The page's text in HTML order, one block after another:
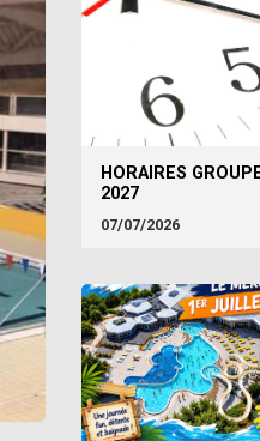
HORAIRES
2027
07/07/2026